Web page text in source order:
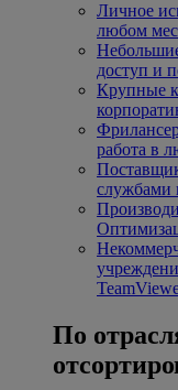
Личное
любом
доступ и
Крупные
работа в
службами
По